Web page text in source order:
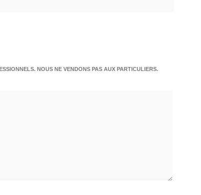
NOUS NE VENDONS PAS AUX PARTICULIERS.